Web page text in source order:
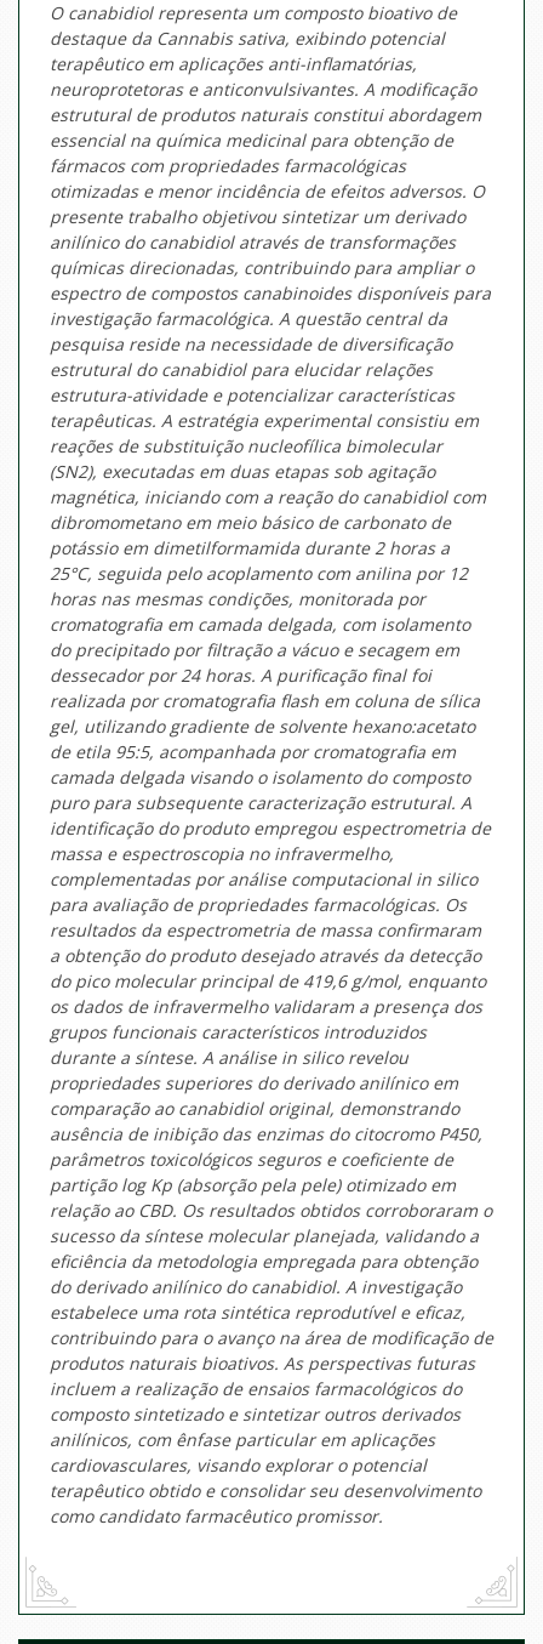
O canabidiol representa um composto bioativo de
destaque da Cannabis sativa, exibindo potencial
terapêutico em aplicações anti-inflamatórias,
neuroprotetoras e anticonvulsivantes. A modificação
estrutural de produtos naturais constitui abordagem
essencial na química medicinal para obtenção de
fármacos com propriedades farmacológicas
otimizadas e menor incidência de efeitos adversos. O
presente trabalho objetivou sintetizar um derivado
anilínico do canabidiol através de transformações
químicas direcionadas, contribuindo para ampliar o
espectro de compostos canabinoides disponíveis para
investigação farmacológica. A questão central da
pesquisa reside na necessidade de diversificação
estrutural do canabidiol para elucidar relações
estrutura-atividade e potencializar características
terapêuticas. A estratégia experimental consistiu em
reações de substituição nucleofílica bimolecular
(SN2), executadas em duas etapas sob agitação
magnética, iniciando com a reação do canabidiol com
dibromometano em meio básico de carbonato de
potássio em dimetilformamida durante 2 horas a
25°C, seguida pelo acoplamento com anilina por 12
horas nas mesmas condições, monitorada por
cromatografia em camada delgada, com isolamento
do precipitado por filtração a vácuo e secagem em
dessecador por 24 horas. A purificação final foi
realizada por cromatografia flash em coluna de sílica
gel, utilizando gradiente de solvente hexano:acetato
de etila 95:5, acompanhada por cromatografia em
camada delgada visando o isolamento do composto
puro para subsequente caracterização estrutural. A
identificação do produto empregou espectrometria de
massa e espectroscopia no infravermelho,
complementadas por análise computacional in silico
para avaliação de propriedades farmacológicas. Os
resultados da espectrometria de massa confirmaram
a obtenção do produto desejado através da detecção
do pico molecular principal de 419,6 g/mol, enquanto
os dados de infravermelho validaram a presença dos
grupos funcionais característicos introduzidos
durante a síntese. A análise in silico revelou
propriedades superiores do derivado anilínico em
comparação ao canabidiol original, demonstrando
ausência de inibição das enzimas do citocromo P450,
parâmetros toxicológicos seguros e coeficiente de
partição log Kp (absorção pela pele) otimizado em
relação ao CBD. Os resultados obtidos corroboraram o
sucesso da síntese molecular planejada, validando a
eficiência da metodologia empregada para obtenção
do derivado anilínico do canabidiol. A investigação
estabelece uma rota sintética reprodutível e eficaz,
contribuindo para o avanço na área de modificação de
produtos naturais bioativos. As perspectivas futuras
incluem a realização de ensaios farmacológicos do
composto sintetizado e sintetizar outros derivados
anilínicos, com ênfase particular em aplicações
cardiovasculares, visando explorar o potencial
terapêutico obtido e consolidar seu desenvolvimento
como candidato farmacêutico promissor.